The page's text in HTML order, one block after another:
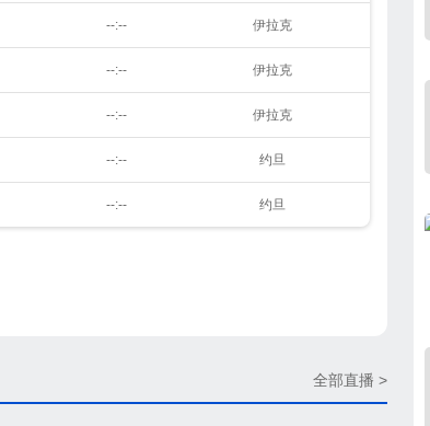
--:-- 伊拉克
--:-- 伊拉克
--:-- 伊拉克
--:-- 约旦
--:-- 约旦
全部直播 >